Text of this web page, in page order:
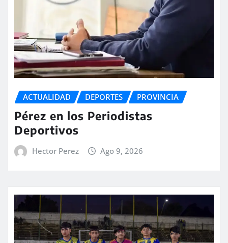
ACTUALIDAD DEPORTES PROVINCIA
Pérez en los Periodistas
Deportivos
Hector Perez Ago 9, 2026